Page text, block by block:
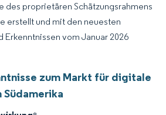
des proprietären Schätzungsrahmens
erstellt und mit den neuesten
vom Januar 2026
zum Markt für digitale